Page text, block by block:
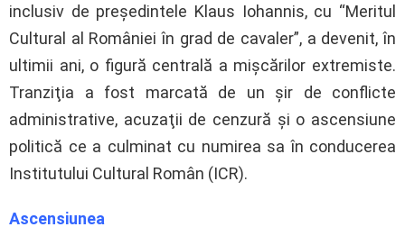
inclusiv de preşedintele Klaus Iohannis, cu “Meritul
Cultural al României în grad de cavaler”, a devenit, în
ultimii ani, o figură centrală a mişcărilor extremiste.
Tranziţia a fost marcată de un şir de conflicte
administrative, acuzaţii de cenzură şi o ascensiune
politică ce a culminat cu numirea sa în conducerea
Institutului Cultural Român (ICR).
Ascensiunea